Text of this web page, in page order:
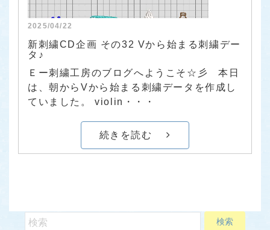
2025/04/22
新刺繍CD企画 その32 Vから始まる刺繍デー
タ♪
Ｅー刺繍工房のブログへようこそ☆彡 本日
は、朝からVから始まる刺繍データを作成し
ていました。 violin・・・
続きを読む